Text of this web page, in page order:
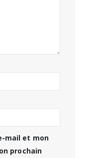
mail et mon
prochain